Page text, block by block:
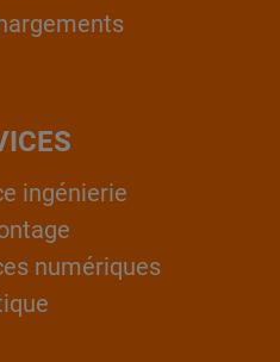
ingénierie
numériques